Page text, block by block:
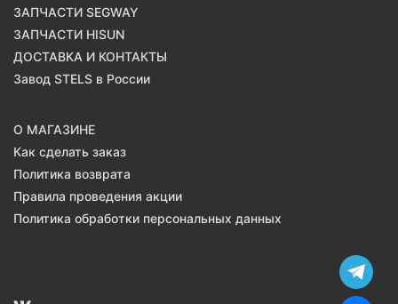
ЗАПЧАСТИ SEGWAY
ЗАПЧАСТИ HISUN
ДОСТАВКА И КОНТАКТЫ
Завод STELS в России
О МАГАЗИНЕ
Как сделать заказ
Политика возврата
Правила проведения акции
Политика обработки персональных данных